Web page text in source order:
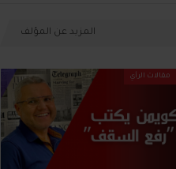
المزيد عن المؤلف
مقالات الرأي